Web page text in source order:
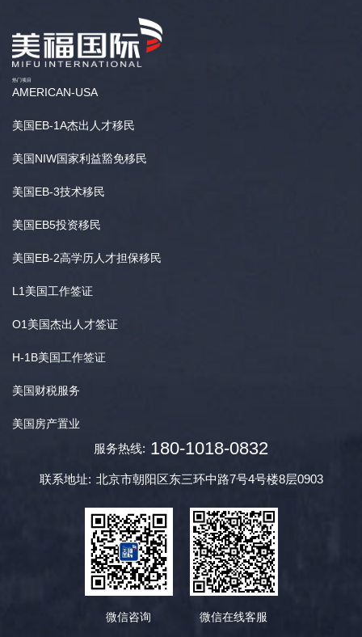
热门项目
AMERICAN-USA
美国EB-1A杰出人才移民
美国NIW国家利益豁免移民
美国EB-3技术移民
美国EB5投资移民
美国EB-2高学历人才担保移民
L1美国工作签证
O1美国杰出人才签证
H-1B美国工作签证
美国财税服务
美国房产置业
服务热线: 180-1018-0832
联系地址: 北京市朝阳区东三环中路7号4号楼8层0903
微信咨询 微信在线客服